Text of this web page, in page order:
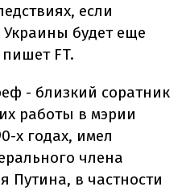
если
будет еще
FT.
- близкий соратник
работы в мэрии
х годах, имел
члена
Путина, в частности